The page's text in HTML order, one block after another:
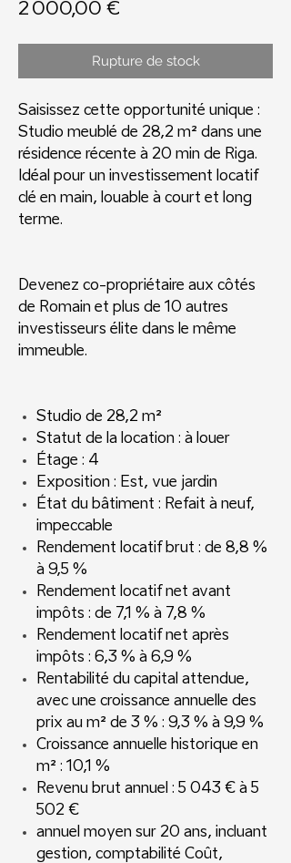
2 000,00 €
Rupture de stock
Saisissez cette opportunité unique :
Studio meublé de 28,2 m² dans une
résidence récente à 20 min de Riga.
Idéal pour un investissement locatif
clé en main, louable à court et long
terme.
Devenez co-propriétaire aux côtés
de Romain et plus de 10 autres
investisseurs élite dans le même
immeuble.
Studio de 28,2 m²
Statut de la location : à louer
Étage : 4
Exposition : Est, vue jardin
État du bâtiment : Refait à neuf,
impeccable
Rendement locatif brut : de 8,8 %
à 9,5 %
Rendement locatif net avant
impôts : de 7,1 % à 7,8 %
Rendement locatif net après
impôts : 6,3 % à 6,9 %
Rentabilité du capital attendue,
avec une croissance annuelle des
prix au m² de 3 % : 9,3 % à 9,9 %
Croissance annuelle historique en
m² : 10,1 %
Revenu brut annuel : 5 043 € à 5
502 €
annuel moyen sur 20 ans, incluant
gestion, comptabilité Coût,